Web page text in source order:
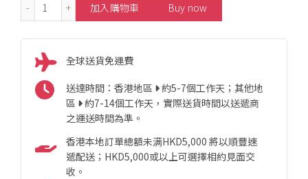
加入購物車 Buy now
全球送貨免運費
送達時間：香港地區
約5-7個工作天；其他地
區
約7-14個工作天，實際送貨時間以送遞商
之運送時間為準。
香港本地訂單總額未满HKD5,000 將以順豐速
遞配送；HKD5,000或以上可選擇相約見面交
收。